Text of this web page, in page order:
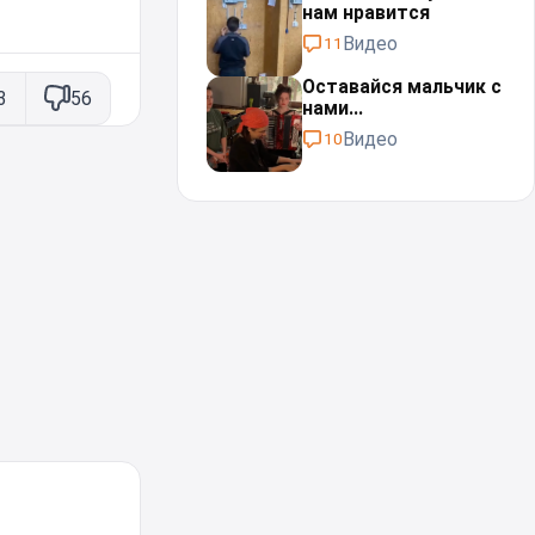
56
нам нравится
11 Видео
Оставайся мальчик с
нами...⁠⁠
10Видео